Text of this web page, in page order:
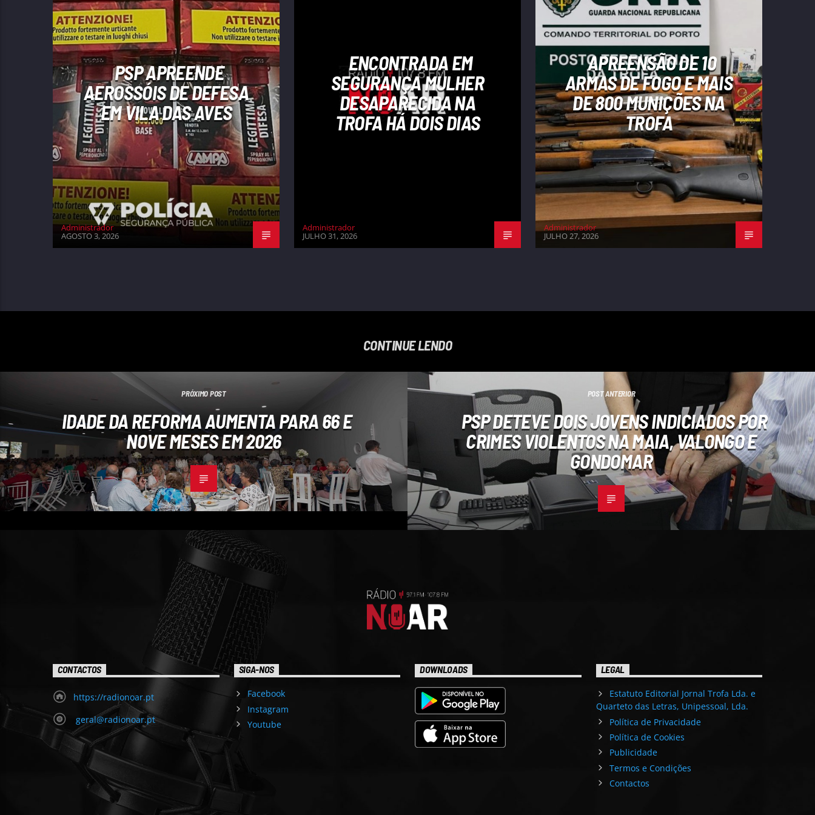
PSP APREENDE
AEROSSÓIS DE DEFESA
EM VILA DAS AVES
Administrador
AGOSTO 3, 2026
ENCONTRADA EM
SEGURANÇA MULHER
DESAPARECIDA NA
TROFA HÁ DOIS DIAS
Administrador
JULHO 31, 2026
APREENSÃO DE 10
ARMAS DE FOGO E MAIS
DE 800 MUNIÇÕES NA
TROFA
Administrador
JULHO 27, 2026
CONTINUE LENDO
PRÓXIMO POST
IDADE DA REFORMA AUMENTA PARA 66 E
NOVE MESES EM 2026
POST ANTERIOR
PSP DETEVE DOIS JOVENS INDICIADOS POR
CRIMES VIOLENTOS NA MAIA, VALONGO E
GONDOMAR
CONTACTOS
https://radionoar.pt
geral@radionoar.pt
SIGA-NOS
Facebook
Instagram
Youtube
DOWNLOADS LEGAL
Estatuto Editorial Jornal Trofa Lda. e
Quarteto das Letras, Unipessoal, Lda.
Política de Privacidade
Política de Cookies
Publicidade
Termos e Condições
Contactos